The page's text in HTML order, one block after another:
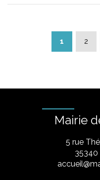
1 2
Mairie
5 rue
​35340